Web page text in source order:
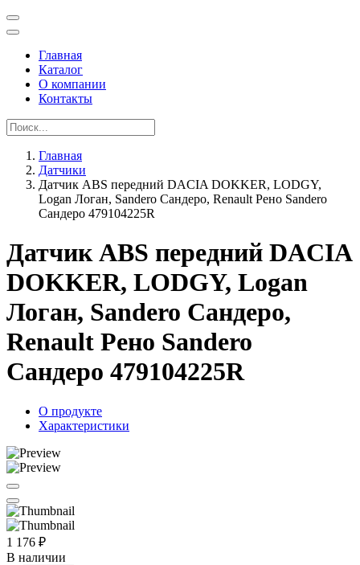
Главная
Каталог
О компании
Контакты
Главная
Датчики
Датчик ABS передний DACIA DOKKER, LODGY,
Logan Логан, Sandero Сандеро, Renault Рено Sandero
Сандеро 479104225R
Датчик ABS передний DACIA
DOKKER, LODGY, Logan
Логан, Sandero Сандеро,
Renault Рено Sandero
Сандеро 479104225R
О продукте
Характеристики
1 176 ₽
В наличии